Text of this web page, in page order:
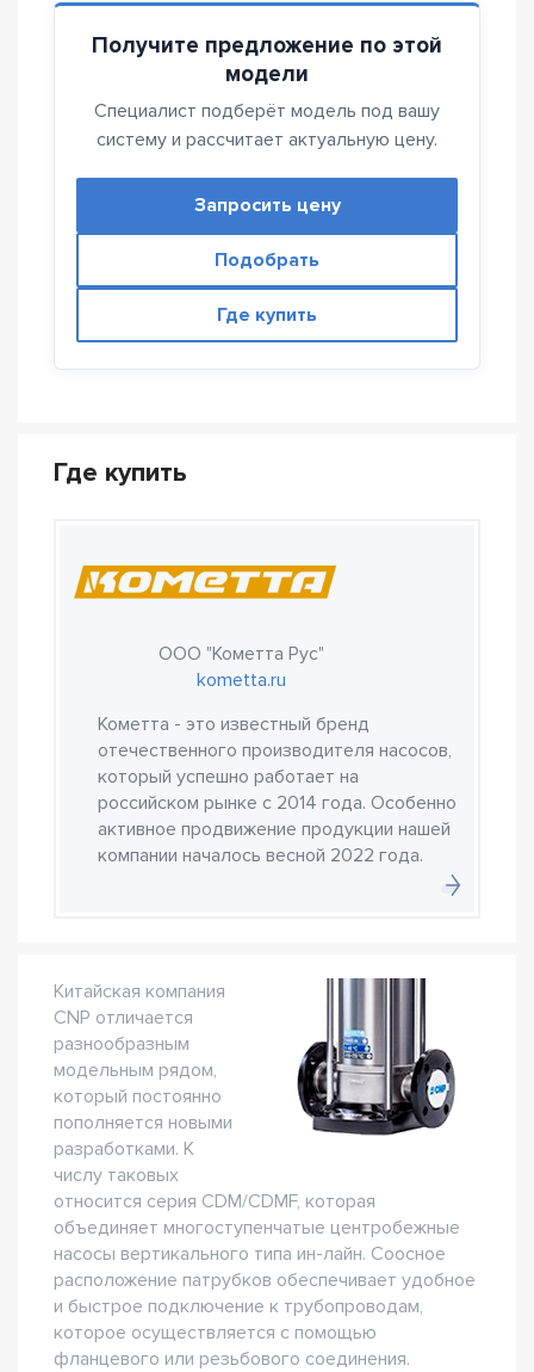
Получите предложение по этой
модели
Специалист подберёт модель под вашу
систему и рассчитает актуальную цену.
Запросить цену
Подобрать
Где купить
Где купить
ООО "Кометта Рус"
kometta.ru
Кометта - это известный бренд
отечественного производителя насосов,
который успешно работает на
российском рынке с 2014 года. Особенно
активное продвижение продукции нашей
компании началось весной 2022 года.
Китайская компания
CNP отличается
разнообразным
модельным рядом,
который постоянно
пополняется новыми
разработками. К
числу таковых
относится серия CDM/CDMF, которая
объединяет многоступенчатые центробежные
насосы вертикального типа ин-лайн. Соосное
расположение патрубков обеспечивает удобное
и быстрое подключение к трубопроводам,
которое осуществляется с помощью
фланцевого или резьбового соединения.